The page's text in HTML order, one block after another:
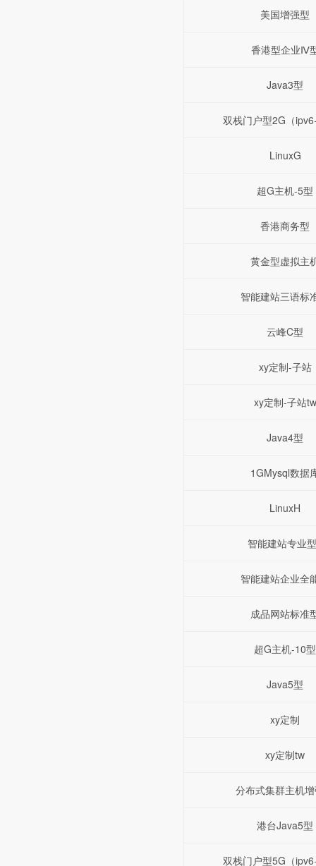
美国增强型
香港型企业Ⅳ
Java3型
双栈门户型2G（
LinuxG
超G主机-5型
香港商务型
黄金型虚拟主
智能建站三语标
云峰C型
xy定制-子站
xy定制-子站tw
Java4型
1GMysql数据
LinuxH
智能建站专业
智能建站企业全
成品网站标准
超G主机-10型
Java5型
xy定制
xy定制tw
分布式集群主机
港台Java5型
双栈门户型5G（